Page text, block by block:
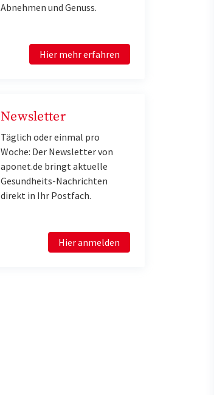
Abnehmen und Genuss.
Hier mehr erfahren
Newsletter
Täglich oder einmal pro
Woche: Der Newsletter von
aponet.de bringt aktuelle
Gesundheits-Nachrichten
direkt in Ihr Postfach.
Hier anmelden